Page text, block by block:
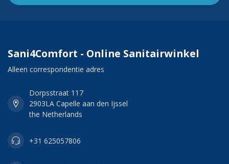
Sani4Comfort - Online Sanitairwinkel
Alleen correspondentie adres
Dorpsstraat 117
2903LA Capelle aan den Ijssel
the Netherlands
+31 625057806